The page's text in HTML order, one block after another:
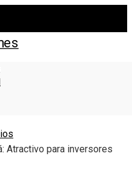
Atractivo para inversores